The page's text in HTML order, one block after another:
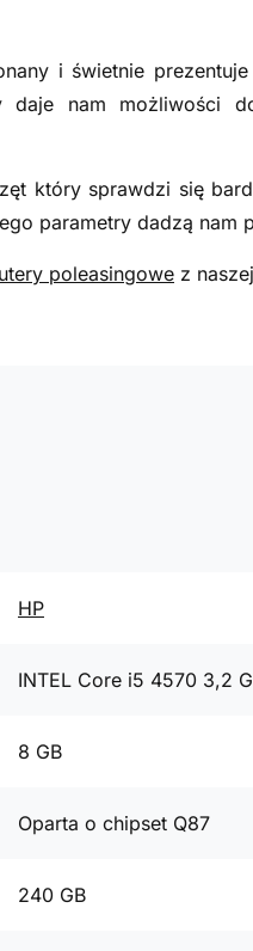
i świetnie
daje nam możliwości
który sprawdzi się
parametry dadzą nam
poleasingowe z
HP
INTEL Core i5 4570 3,2
8 GB
Oparta o chipset Q87
240 GB